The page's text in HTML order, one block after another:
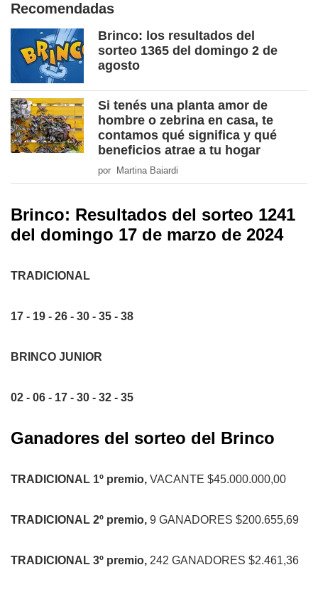
Recomendadas
Brinco: los resultados del
sorteo 1365 del domingo 2 de
agosto
Si tenés una planta amor de
hombre o zebrina en casa, te
contamos qué significa y qué
beneficios atrae a tu hogar
por Martina Baiardi
Brinco: Resultados del sorteo 1241
del domingo 17 de marzo de 2024
TRADICIONAL
17 - 19 - 26 - 30 - 35 - 38
BRINCO JUNIOR
02 - 06 - 17 - 30 - 32 - 35
Ganadores del sorteo del Brinco
TRADICIONAL 1º premio, VACANTE $45.000.000,00
TRADICIONAL 2º premio, 9 GANADORES $200.655,69
TRADICIONAL 3º premio, 242 GANADORES $2.461,36